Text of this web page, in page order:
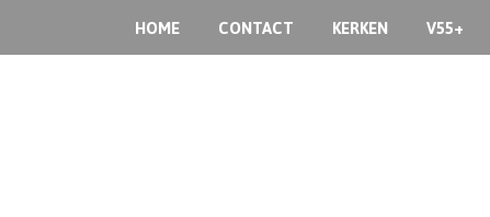
HOME CONTACT KERKEN V55+